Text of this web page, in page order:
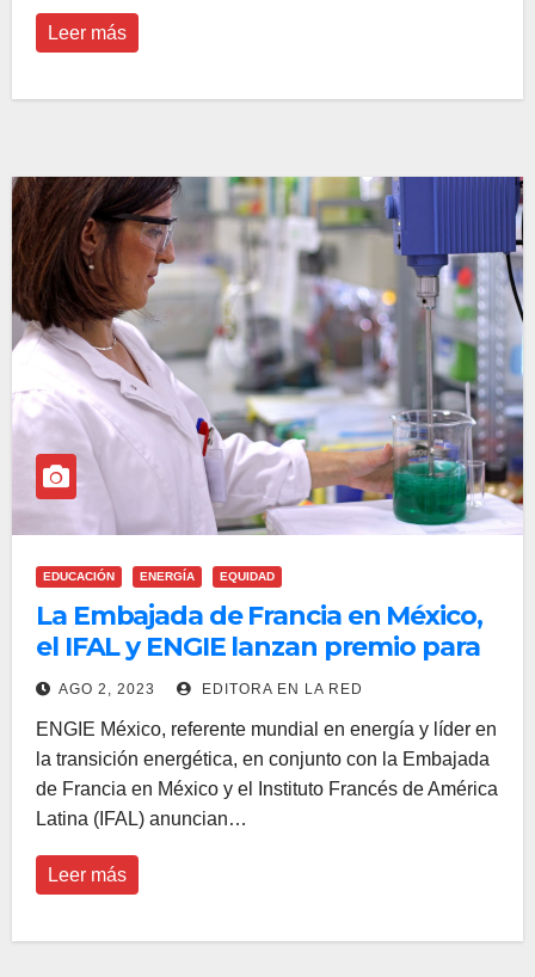
Leer más
EDUCACIÓN ENERGÍA EQUIDAD
La Embajada de Francia en México,
el IFAL y ENGIE lanzan premio para
mujeres del sector energético
AGO 2, 2023 EDITORA EN LA RED
ENGIE México, referente mundial en energía y líder en
la transición energética, en conjunto con la Embajada
de Francia en México y el Instituto Francés de América
Latina (IFAL) anuncian…
Leer más